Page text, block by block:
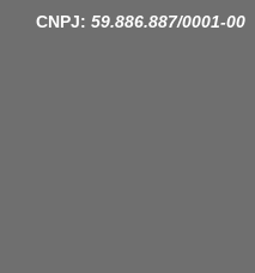
CNPJ: 59.886.887/0001-00